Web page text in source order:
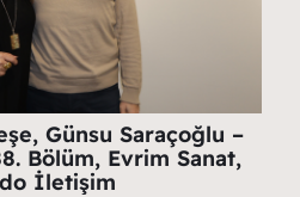
Günsu Saraçoğlu –
Bölüm, Evrim Sanat,
İletişim